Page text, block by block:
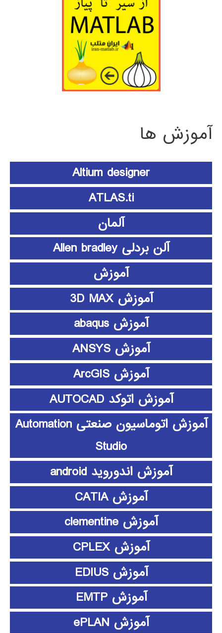
آموزش ها
Altium designer
ATLAS.ti
آلمان
آلن بردلی Allen bradley
آموزش
آموزش 3D MAX
آموزش abaqus
آموزش ANSYS
آموزش ArcGIS
آموزش اتوکد AUTOCAD
آموزش اتوماسیون صنعتی Automation
Studio
آموزش اندوروید android
آموزش CATIA
آموزش clementine
آموزش CPLEX
آموزش EDIUS
آموزش EMTP
آموزش ePLAN